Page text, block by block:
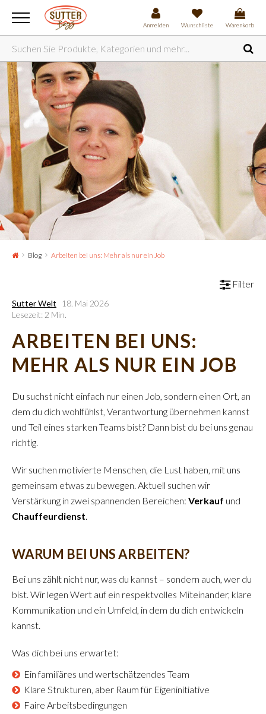
Anmelden Wunschliste Warenkorb
Blog Arbeiten bei uns: Mehr als nur ein Job
Filter
Sutter Welt
18. Mai 2026
Lesezeit: 2 Min.
ARBEITEN BEI UNS:
MEHR ALS NUR EIN JOB
Du suchst nicht einfach nur einen Job, sondern einen Ort, an
dem du dich wohlfühlst, Verantwortung übernehmen kannst
und Teil eines starken Teams bist? Dann bist du bei uns genau
richtig.
Wir suchen motivierte Menschen, die Lust haben, mit uns
gemeinsam etwas zu bewegen. Aktuell suchen wir
Verstärkung in zwei spannenden Bereichen: Verkauf und
Chauffeurdienst.
WARUM BEI UNS ARBEITEN?
Bei uns zählt nicht nur, was du kannst – sondern auch, wer du
bist. Wir legen Wert auf ein respektvolles Miteinander, klare
Kommunikation und ein Umfeld, in dem du dich entwickeln
kannst.
Was dich bei uns erwartet:
Ein familiäres und wertschätzendes Team
Klare Strukturen, aber Raum für Eigeninitiative
Faire Arbeitsbedingungen